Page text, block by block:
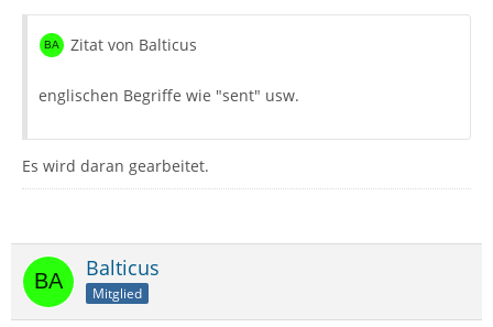
Zitat von Balticus
englischen Begriffe wie "sent" usw.
Es wird daran gearbeitet.
Balticus
Mitglied